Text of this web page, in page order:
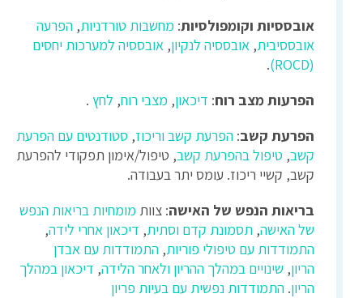
אובססיות וקומפולסיות: מחשבות טורדניות, הפרעה
אובססיבית, אובססיה לנקיון, אובססיה למערכות יחסים
(ROCD)
.
הפרעות מצב רוח: דיכאון, מצבי רוח, לחץ .
הפרעת קשב: הפרעת קשב וריכוז, סטודנטים עם הפרעת
קשב, טיפול בהפרעת קשב, טיפול/אימון תפקודי להפרעת
קשב, קשיי ריכוז. עומס יתר בעבודה.
בריאות הנפש של האישה: צוות מומחיות בריאות הנפש
של האישה, תסמונת קדם וסתית, דיכאון אחרי לידה,
התמודדות עם טיפולי פוריות, התמודדות עם אבדן
הריון, שינויים במהלך ההריון ולאחר הלידה, דיכאון במהלך
הריון. התמודדות נפשית עם בעיות פריון